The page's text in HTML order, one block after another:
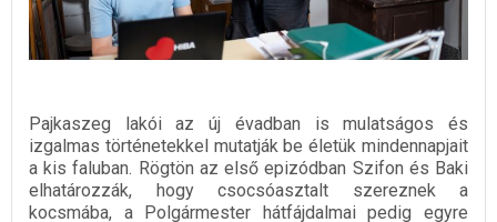
Pajkaszeg lakói az új évadban is mulatságos és
izgalmas történetekkel mutatják be életük mindennapjait
a kis faluban. Rögtön az első epizódban Szifon és Baki
elhatározzák, hogy csocsóasztalt szereznek a
kocsmába, a Polgármester hátfájdalmai pedig egyre